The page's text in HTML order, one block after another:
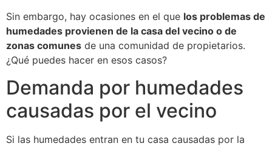
Sin embargo, hay ocasiones en el que los problemas de
humedades provienen de la casa del vecino o de
zonas comunes de una comunidad de propietarios.
¿Qué puedes hacer en esos casos?
Demanda por humedades
causadas por el vecino
Si las humedades entran en tu casa causadas por la